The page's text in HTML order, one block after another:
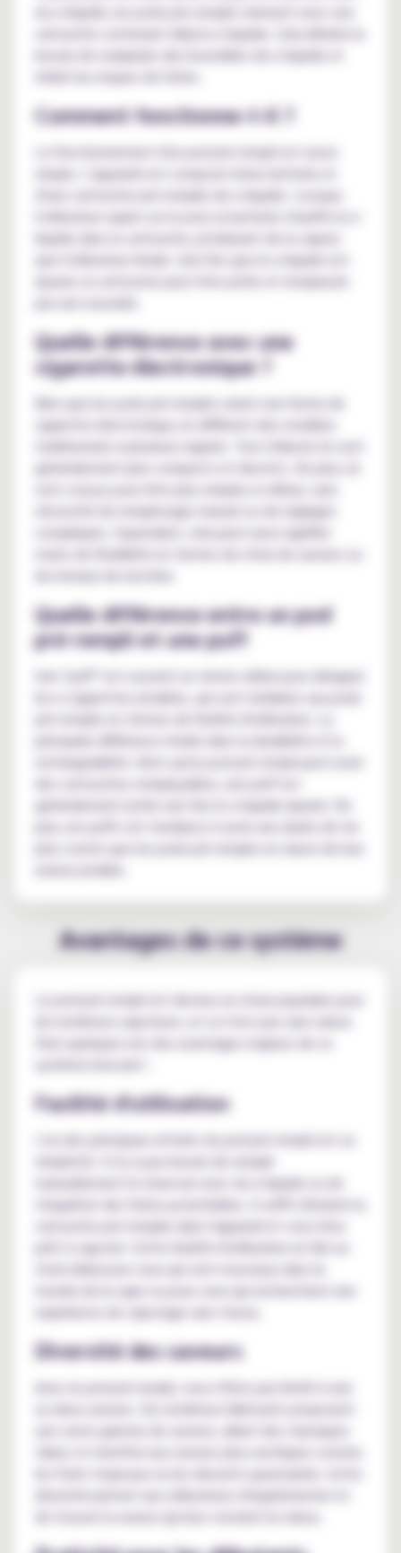
cartouche contenant déjà le e-liquide. Cela élimine le
besoin de manipuler des bouteilles de e-liquide et
Comment fonctionne-t-il ?
Le fonctionnement d'un pod pré rempli est assez
simple. L'appareil est composé d'une batterie et
d'une cartouche pré remplie de e-liquide. Lorsque
l'utilisateur aspire sur le pod, la batterie chauffe le e-
liquide dans la cartouche, produisant de la vapeur
que l'utilisateur inhale. Une fois que le e-liquide est
Quelle différence avec une
cigarette électronique ?
Bien que les pods pré remplis soient une forme de
cigarette électronique, ils diffèrent des modèles
traditionnels à plusieurs égards. Tout d'abord, ils sont
généralement plus compacts et discrets. De plus, ils
sont conçus pour être plus simples à utiliser, sans
nécessité de remplissage manuel ou de réglages
compliqués. Cependant, cela peut aussi signifier
Quelle différence entre un pod
pré rempli et une puff
Une "puff" est souvent un terme utilisé pour désigner
les e-cigarettes jetables, qui sont similaires aux pods
rechargeabilité. Alors qu'un pod pré rempli peut avoir
des cartouches remplaçables, une puff est
généralement jetée une fois le e-liquide épuisé. De
plus courte que les pods pré remplis en raison de leur
Avantages de ce système
Le pod pré rempli est devenu un choix populaire pour
Voici quelques-uns des avantages majeurs de ce
Facilité d'utilisation
L'un des principaux attraits du pod pré rempli est sa
simplicité. Il n'y a pas besoin de remplir
manuellement le réservoir avec du e-liquide ou de
cartouche pré remplie dans l'appareil et vous êtes
prêt à vapoter. Cette facilité d'utilisation en fait un
monde de la vape ou pour ceux qui recherchent une
expérience de vapotage sans tracas.
Diversité des saveurs
Avec le pod pré rempli, vous n'êtes pas limité à une
une vaste gamme de saveurs, allant des classiques
tabac et menthol aux saveurs plus exotiques comme